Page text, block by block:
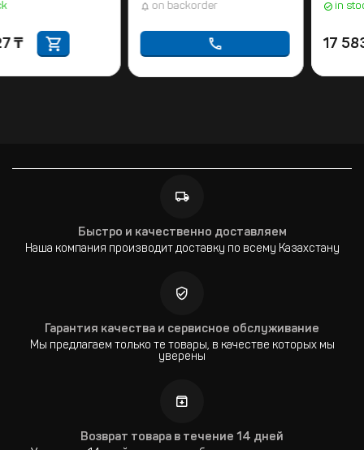
150 327₸
on backorder
Быстро и качественно доставляем
Наша компания производит доставку по всему Казахстану
Гарантия качества и сервисное обслуживание
Мы предлагаем только те товары, в качестве которых мы
уверены
Возврат товара в течение 14 дней